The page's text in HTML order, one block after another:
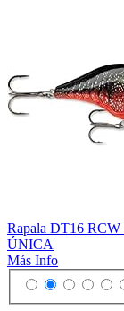
Rapala DT16 RCW
ÚNICA
Más Info